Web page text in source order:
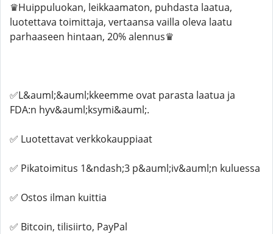
♛Huippuluokan, leikkaamaton, puhdasta laatua,
luotettava toimittaja, vertaansa vailla oleva laatu
parhaaseen hintaan, 20% alennus♛
✅L&auml;&auml;kkeemme ovat parasta laatua ja
FDA:n hyv&auml;ksymi&auml;.
✅ Luotettavat verkkokauppiaat
✅ Pikatoimitus 1&ndash;3 p&auml;iv&auml;n kuluessa
✅ Ostos ilman kuittia
✅ Bitcoin, tilisiirto, PayPal